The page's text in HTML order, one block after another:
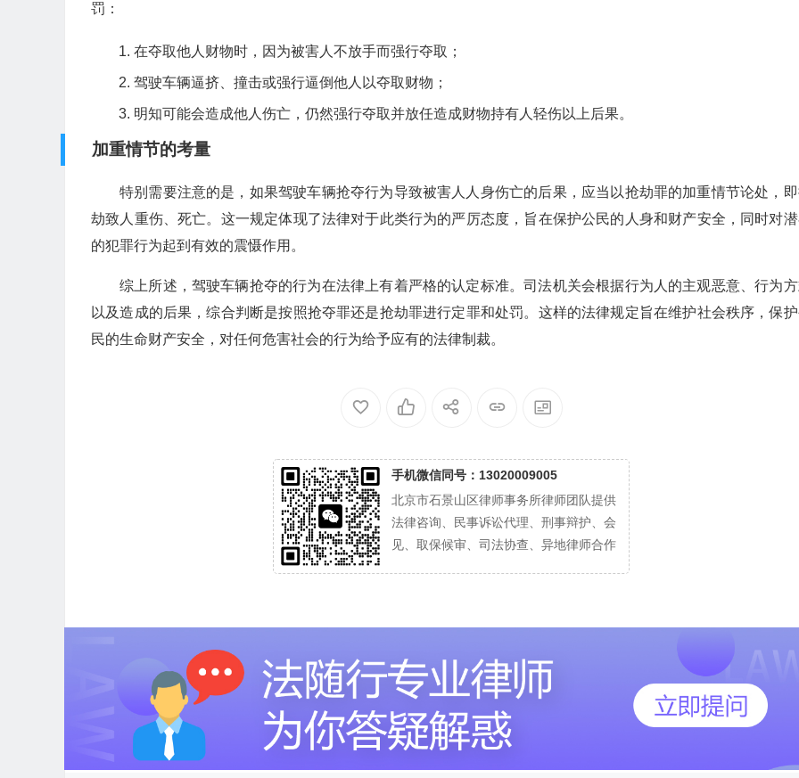
罚：
在夺取他人财物时，因为被害人不放手而强行夺取；
驾驶车辆逼挤、撞击或强行逼倒他人以夺取财物；
明知可能会造成他人伤亡，仍然强行夺取并放任造成财物持有人轻伤以上后果。
加重情节的考量
特别需要注意的是，如果驾驶车辆抢夺行为导致被害人人身伤亡的后果，应当以抢劫罪的加重情节论处，
劫致人重伤、死亡。这一规定体现了法律对于此类行为的严厉态度，旨在保护公民的人身和财产安全，同时对
的犯罪行为起到有效的震慑作用。
综上所述，驾驶车辆抢夺的行为在法律上有着严格的认定标准。司法机关会根据行为人的主观恶意、行为
以及造成的后果，综合判断是按照抢夺罪还是抢劫罪进行定罪和处罚。这样的法律规定旨在维护社会秩序，保
民的生命财产安全，对任何危害社会的行为给予应有的法律制裁。
手机微信同号：13020009005
北京市石景山区律师事务所律师团队提供
法律咨询、民事诉讼代理、刑事辩护、会
见、取保候审、司法协查、异地律师合作